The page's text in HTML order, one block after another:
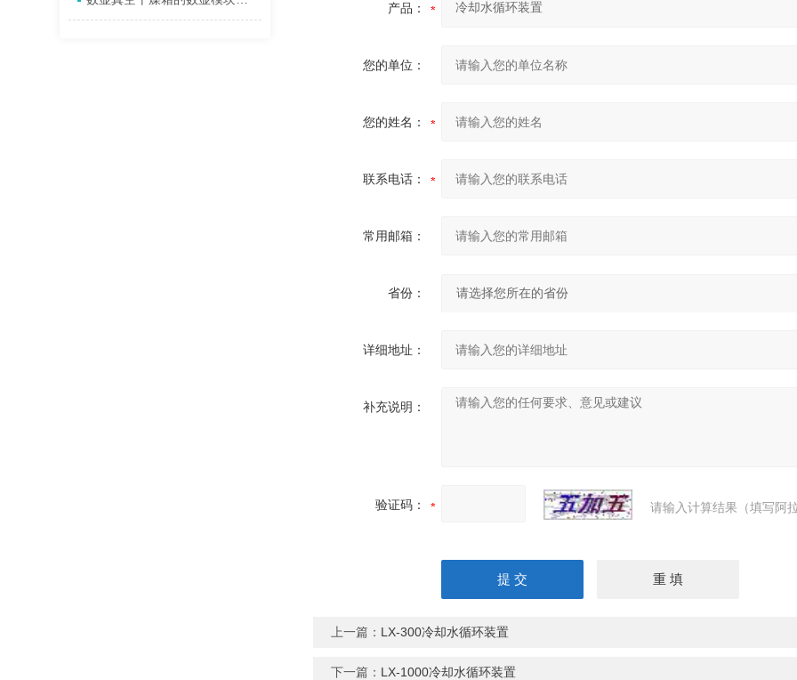
产品：
您的单位：
您的姓名：
联系电话：
常用邮箱：
省份：
详细地址：
补充说明：
验证码： 请输入计算结果（填写阿
上一篇： LX-300冷却水循环装置
下一篇： LX-1000冷却水循环装置